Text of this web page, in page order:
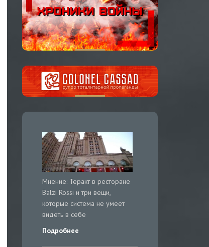
Мнение: Теракт в ресторане
Balzi Rossi и три вещи,
которые система не умеет
видеть в себе
Подробнее